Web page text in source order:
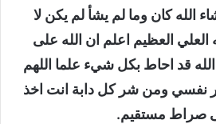
الله كان وما لم يشأ لم يكن لا
العلي العظيم اعلم ان الله على
قد احاط بكل شيء علما اللهم
نفسي ومن شر كل دابة انت اخذ
صراط مستقيم.